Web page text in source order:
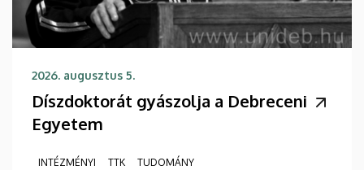
2026. augusztus 5.
Díszdoktorát gyászolja a Debreceni
Egyetem
INTÉZMÉNYI TTK TUDOMÁNY